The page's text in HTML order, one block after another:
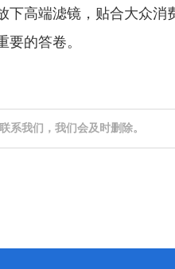
高端滤镜，贴合大众消
的答卷。
系我们，我们会及时删除。